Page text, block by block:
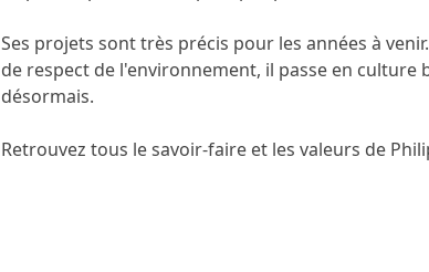
Ses projets sont très précis pour les années à
de respect de l'environnement, il passe en
désormais.
Retrouvez tous le savoir-faire et les valeurs de